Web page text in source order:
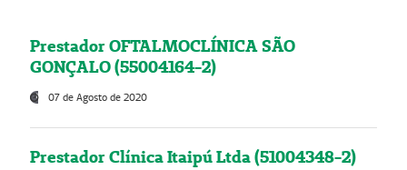
Prestador OFTALMOCLÍNICA SÃO
GONÇALO (55004164-2)
07 de Agosto de 2020
Prestador Clínica Itaipú Ltda (51004348-2)